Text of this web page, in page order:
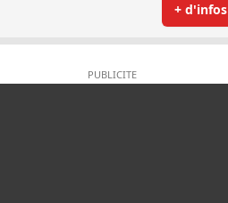
+ d'infos